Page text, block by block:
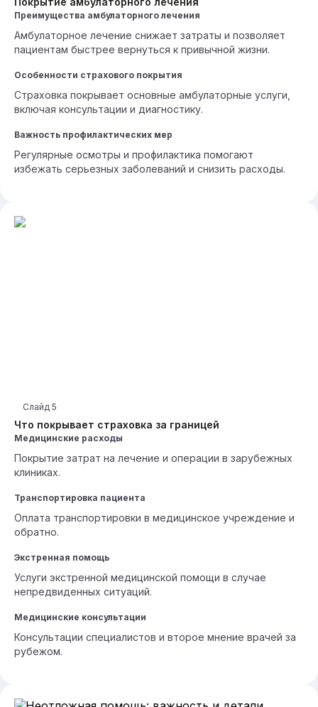
Преимущества амбулаторного лечения
Амбулаторное лечение снижает затраты и позволяет
пациентам быстрее вернуться к привычной жизни.
Особенности страхового покрытия
Страховка покрывает основные амбулаторные услуги,
включая консультации и диагностику.
Важность профилактических мер
Регулярные осмотры и профилактика помогают
избежать серьезных заболеваний и снизить расходы.
Что покрывает страховка за границей
Слайд 5
Медицинские расходы
Покрытие затрат на лечение и операции в зарубежных
клиниках.
Транспортировка пациента
Оплата транспортировки в медицинское учреждение и
обратно.
Экстренная помощь
Услуги экстренной медицинской помощи в случае
непредвиденных ситуаций.
Медицинские консультации
Консультации специалистов и второе мнение врачей за
рубежом.